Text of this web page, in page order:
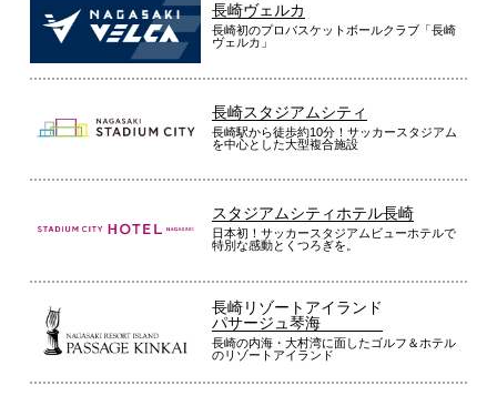
長崎ヴェルカ
長崎初のプロバスケットボールクラブ「長崎
ヴェルカ」
長崎スタジアムシティ
長崎駅から徒歩約10分！サッカースタジアム
を中心とした大型複合施設
スタジアムシティホテル長崎
日本初！サッカースタジアムビューホテルで
特別な感動とくつろぎを。
長崎リゾートアイランド
パサージュ琴海
長崎の内海・大村湾に面したゴルフ＆ホテル
のリゾートアイランド